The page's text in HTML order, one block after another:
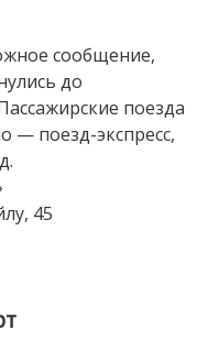
сообщение,
до
поезда
— поезд-экспресс,
45